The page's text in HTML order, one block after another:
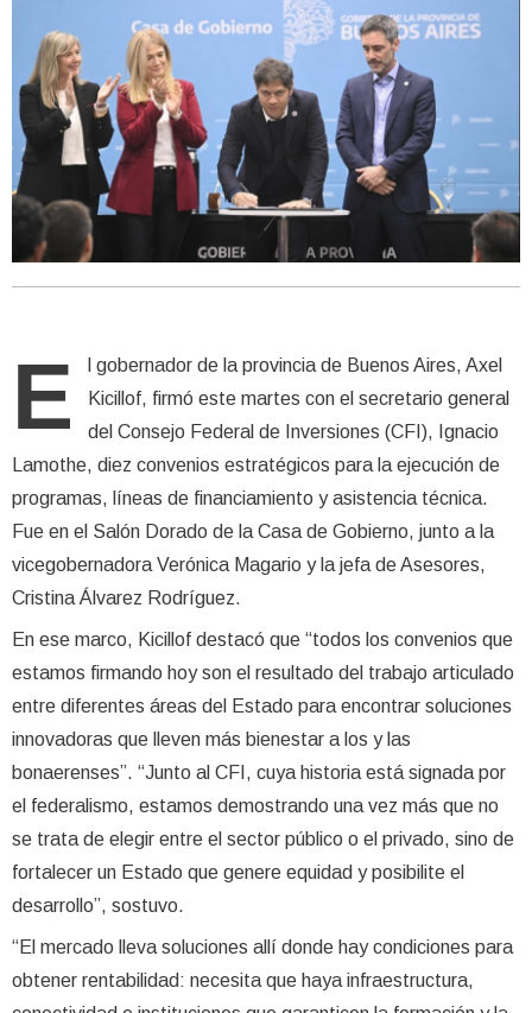
E
l gobernador de la provincia de Buenos Aires, Axel
Kicillof, firmó este martes con el secretario general
del Consejo Federal de Inversiones (CFI), Ignacio
Lamothe, diez convenios estratégicos para la ejecución de
programas, líneas de financiamiento y asistencia técnica.
Fue en el Salón Dorado de la Casa de Gobierno, junto a la
vicegobernadora Verónica Magario y la jefa de Asesores,
Cristina Álvarez Rodríguez.
En ese marco, Kicillof destacó que “todos los convenios que
estamos firmando hoy son el resultado del trabajo articulado
entre diferentes áreas del Estado para encontrar soluciones
innovadoras que lleven más bienestar a los y las
bonaerenses”. “Junto al CFI, cuya historia está signada por
el federalismo, estamos demostrando una vez más que no
se trata de elegir entre el sector público o el privado, sino de
fortalecer un Estado que genere equidad y posibilite el
desarrollo”, sostuvo.
“El mercado lleva soluciones allí donde hay condiciones para
obtener rentabilidad: necesita que haya infraestructura,